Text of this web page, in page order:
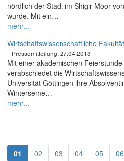
nördlich der Stadt im Shigir-Moor
wurde. Mit ein…
mehr...
Wirtschaftswissenschaftliche
- Pressemitteilung, 27.04.2018
Mit einer akademischen
verabschiedet die
Universität Göttingen ihre
Winterseme…
mehr...
01 02 03 04 05 06